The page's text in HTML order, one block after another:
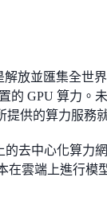
解放並匯集全世
的 GPU 算力。
提供的算力服務
的去中心化算力
在雲端上進行模